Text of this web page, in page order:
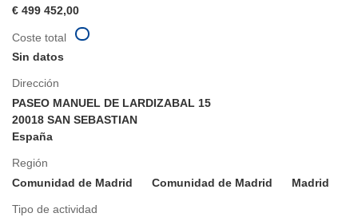
€ 499 452,00
Dirección
PASEO MANUEL DE LARDIZABAL 15
20018 SAN SEBASTIAN
España
Región
Comunidad de Madrid
Comunidad de Madrid Madrid
Tipo de actividad
Coste total
Sin datos